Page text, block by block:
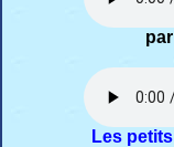
Les